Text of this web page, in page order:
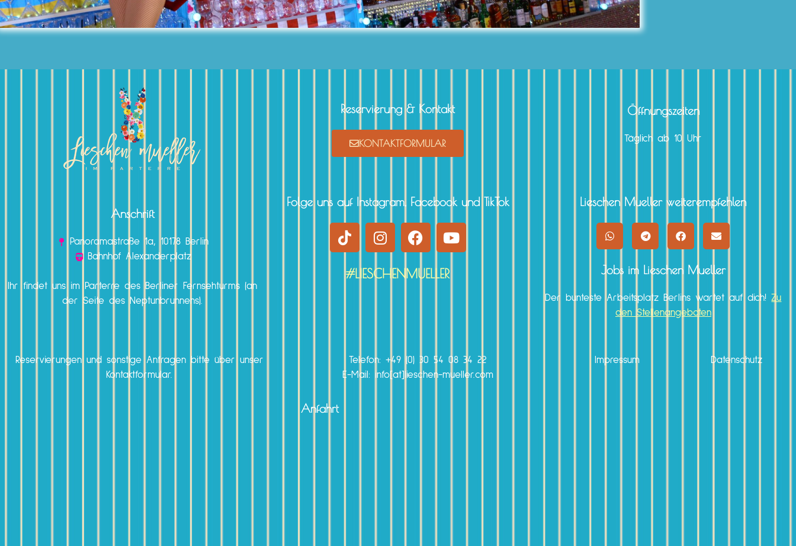
Reservierung & Kontakt
KONTAKTFORMULAR
Öffnungszeiten
Täglich ab 10 Uhr
Anschrift
Panoramastraße 1a, 10178 Berlin
Bahnhof Alexanderplatz
Ihr findet uns im Parterre des Berliner Fernsehturms (an
der Seite des Neptunbrunnens).
Folge uns auf Instagram, Facebook und TikTok
#LIESCHENMUELLER
Lieschen Mueller weiterempfehlen
Jobs im Lieschen Mueller
Der bunteste Arbeitsplatz Berlins wartet auf dich!Zu
den Stellenangeboten
Reservierungen und sonstige Anfragen bitte über unser
Kontaktformular.
Telefon:+49 (0) 30 54 08 34 22
E-Mail: info[at]lieschen-mueller.com
Impressum Datenschutz
Anfahrt